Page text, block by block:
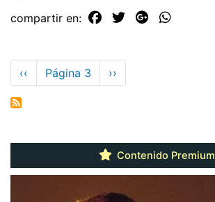
compartir en:
Paginación
Página
anterior
‹‹ Página 3
Siguiente
página
››
Contenido Premium